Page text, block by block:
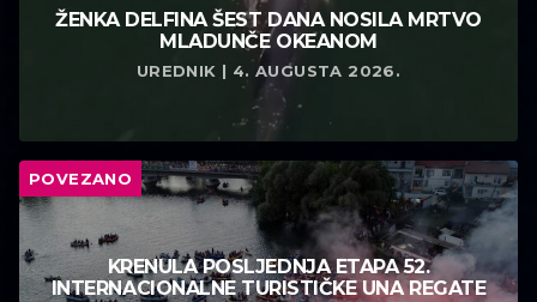
ŽENKA DELFINA ŠEST DANA NOSILA MRTVO
MLADUNČE OKEANOM
UREDNIK | 4. AUGUSTA 2026.
POVEZANO
KRENULA POSLJEDNJA ETAPA 52.
INTERNACIONALNE TURISTIČKE UNA REGATE